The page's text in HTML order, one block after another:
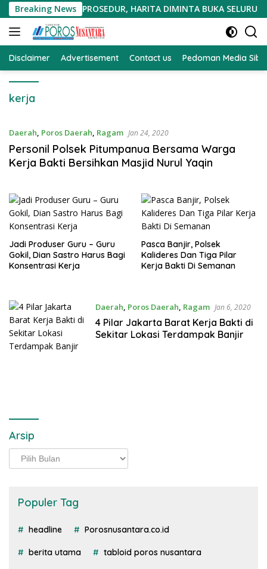
Langsung
ke
konten
Breaking News
CACAT PROSEDUR, HARITA DIMINTA BUKA SELURUH
Disclaimer Advertisement Contact us Pedoman Media
kerja
Daerah, Poros Daerah, Ragam Jan 24, 2020
Personil Polsek Pitumpanua Bersama Warga
Kerja Bakti Bersihkan Masjid Nurul Yaqin
Jadi Produser Guru – Guru
Gokil, Dian Sastro Harus Bagi
Konsentrasi Kerja
Pasca Banjir, Polsek
Kalideres Dan Tiga Pilar
Kerja Bakti Di Semanan
Daerah, Poros Daerah, Ragam Jan 6, 2020
4 Pilar Jakarta Barat Kerja Bakti di
Sekitar Lokasi Terdampak Banjir
Arsip
Arsip
Populer Tag
headline Porosnusantara.co.id
berita utama tabloid poros nusantara